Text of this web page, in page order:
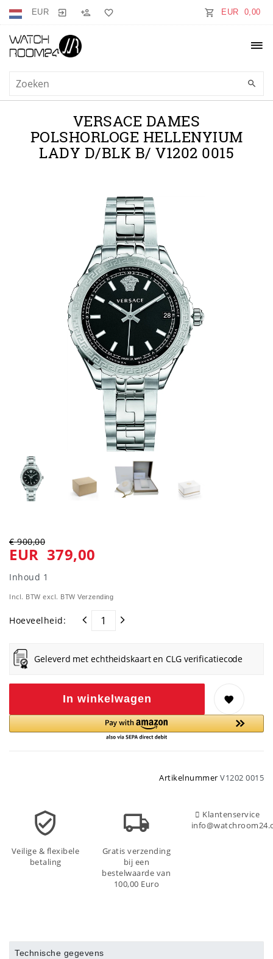
EUR EUR 0,00
VERSACE DAMES
POLSHORLOGE HELLENYIUM
LADY D/BLK B/ V1202 0015
€ 900,00
EUR 379,00
Inhoud 1
Incl. BTW excl. BTW Verzending
Hoeveelheid:
Geleverd met echtheidskaart en CLG verificatiecode
In winkelwagen
Artikelnummer V1202 0015
Veilige & flexibele
betaling
Gratis verzending
bij een
bestelwaarde van
100,00 Euro
Klantenservice
Technische gegevens